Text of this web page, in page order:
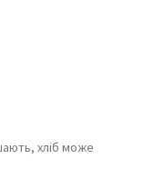
хліб може